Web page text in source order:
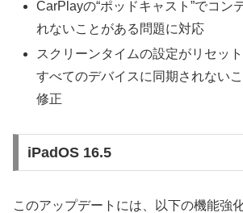
CarPlayの“ポッドキャスト”でコン
れないことがある問題に対応
スクリーンタイムの設定がリセッ
すべてのデバイスに同期されない
修正
iPadOS 16.5
このアップデートには、以下の機能強